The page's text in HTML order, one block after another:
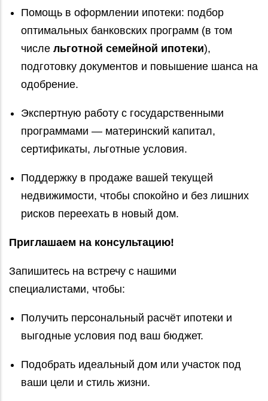
Помощь в оформлении ипотеки: подбор
оптимальных банковских программ (в том
числе льготной семейной ипотеки),
подготовку документов и повышение шанса на
одобрение.
Экспертную работу с государственными
программами — материнский капитал,
сертификаты, льготные условия.
Поддержку в продаже вашей текущей
недвижимости, чтобы спокойно и без лишних
рисков переехать в новый дом.
Приглашаем на консультацию!
Запишитесь на встречу с нашими
специалистами, чтобы:
Получить персональный расчёт ипотеки и
выгодные условия под ваш бюджет.
Подобрать идеальный дом или участок под
ваши цели и стиль жизни.